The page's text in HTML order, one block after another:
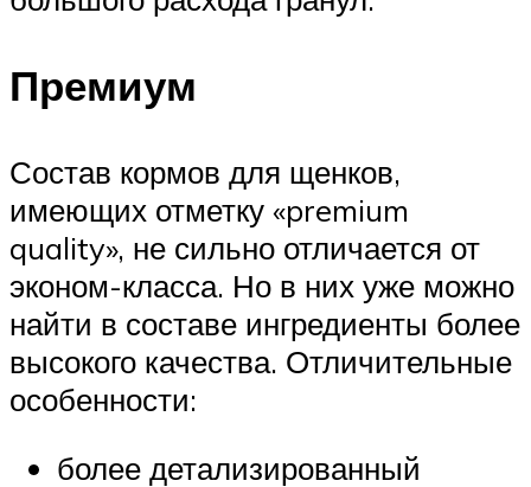
Премиум
Состав кормов для щенков,
имеющих отметку «premium
quality», не сильно отличается от
эконом-класса. Но в них уже можно
найти в составе ингредиенты более
высокого качества. Отличительные
особенности:
более детализированный